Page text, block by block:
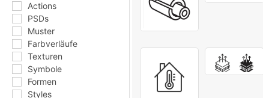
Actions
PSDs
Muster
Farbverläufe
Texturen
Symbole
Formen
Styles